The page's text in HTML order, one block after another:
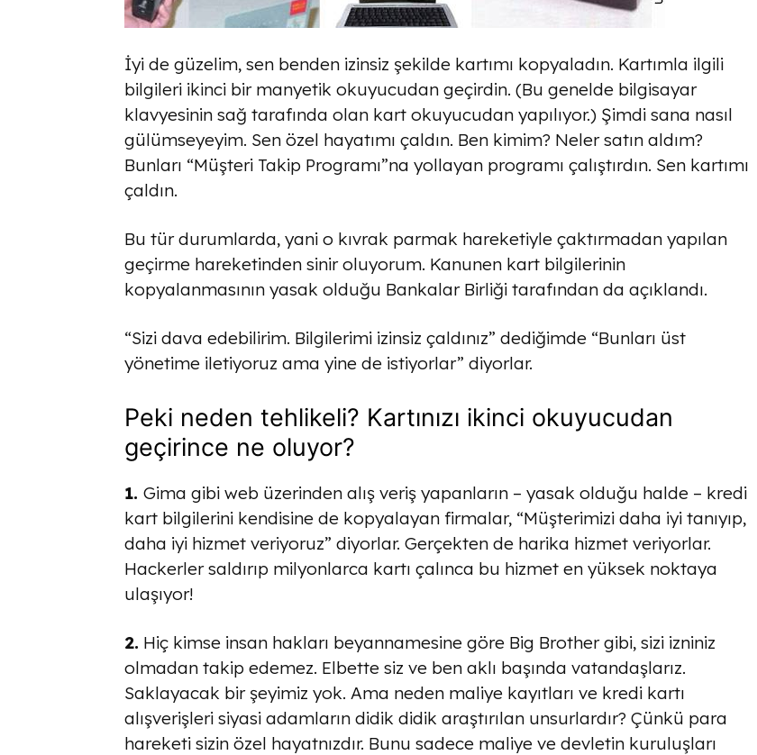
İyi de güzelim, sen benden izinsiz şekilde kartımı kopyaladın. Kartımla ilgili
bilgileri ikinci bir manyetik okuyucudan geçirdin. (Bu genelde bilgisayar
klavyesinin sağ tarafında olan kart okuyucudan yapılıyor.) Şimdi sana nasıl
gülümseyeyim. Sen özel hayatımı çaldın. Ben kimim? Neler satın aldım?
Bunları “Müşteri Takip Programı”na yollayan programı çalıştırdın. Sen kartımı
çaldın.
Bu tür durumlarda, yani o kıvrak parmak hareketiyle çaktırmadan yapılan
geçirme hareketinden sinir oluyorum. Kanunen kart bilgilerinin
kopyalanmasının yasak olduğu Bankalar Birliği tarafından da açıklandı.
“Sizi dava edebilirim. Bilgilerimi izinsiz çaldınız” dediğimde “Bunları üst
yönetime iletiyoruz ama yine de istiyorlar” diyorlar.
Peki neden tehlikeli? Kartınızı ikinci okuyucudan
geçirince ne oluyor?
1. Gima gibi web üzerinden alış veriş yapanların – yasak olduğu halde – kredi
kart bilgilerini kendisine de kopyalayan firmalar, “Müşterimizi daha iyi tanıyıp,
daha iyi hizmet veriyoruz” diyorlar. Gerçekten de harika hizmet veriyorlar.
Hackerler saldırıp milyonlarca kartı çalınca bu hizmet en yüksek noktaya
ulaşıyor!
2. Hiç kimse insan hakları beyannamesine göre Big Brother gibi, sizi izniniz
olmadan takip edemez. Elbette siz ve ben aklı başında vatandaşlarız.
Saklayacak bir şeyimiz yok. Ama neden maliye kayıtları ve kredi kartı
alışverişleri siyasi adamların didik didik araştırılan unsurlardır? Çünkü para
hareketi sizin özel hayatnızdır. Bunu sadece maliye ve devletin kuruluşları